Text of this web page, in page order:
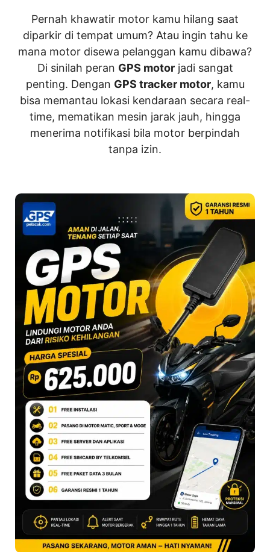
Pernah khawatir motor kamu hilang saat
diparkir di tempat umum? Atau ingin tahu ke
mana motor disewa pelanggan kamu dibawa?
Di sinilah peran GPS motorjadi sangat
penting. Dengan GPS tracker motor, kamu
bisa memantau lokasi kendaraan secara real-
time, mematikan mesin jarak jauh, hingga
menerima notifikasi bila motor berpindah
tanpa izin.